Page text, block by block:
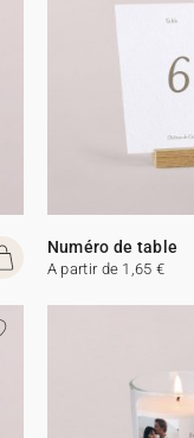
Numéro de table
A partir de 1,65 €